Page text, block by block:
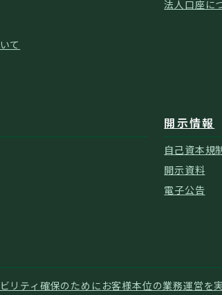
て
法人口座に
開示情報
自己資本規
開示資料
電子公告
リティ確保のために お客様本位の業務運営を